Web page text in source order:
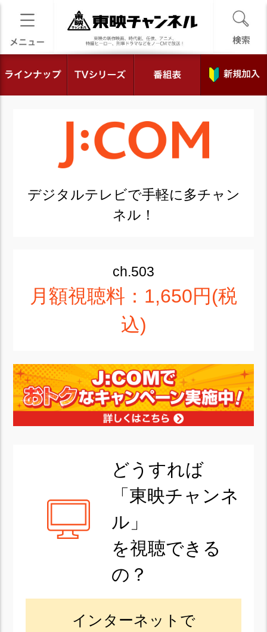
デジタルテレビで手軽に多チャン
ネル！
ch.503
月額視聴料：1,650円(税
込)
どうすれば
「東映チャンネ
ル」
を視聴できる
の？
インターネットで